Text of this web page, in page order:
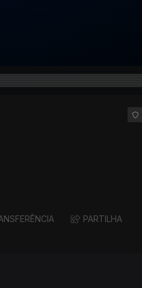
PARTILHA